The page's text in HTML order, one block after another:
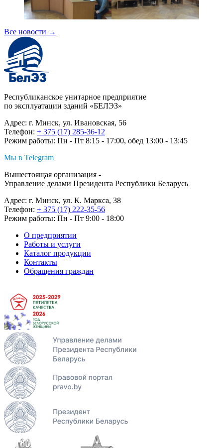
Все новости →
Республиканское унитарное предприятие
по эксплуатации зданий «БЕЛЭЗ»
Адрес: г. Минск, ул. Ивановская, 56
Телефон: + 375 (17) 285-36-12
Режим работы: Пн - Пт 8:15 - 17:00, обед 13:00 - 13:45
Мы в Telegram
Вышестоящая организация -
Управление делами Президента Республики Беларусь
Адрес: г. Минск, ул. К. Маркса, 38
Телефон: + 375 (17) 222-35-56
Режим работы: Пн - Пт 9:00 - 18:00
О предприятии
Работы и услуги
Каталог продукции
Контакты
Обращения граждан